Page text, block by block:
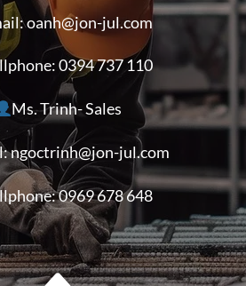
oanh@jon-jul.com
0394 737 110
Ms. Trinh- Sales
ngoctrinh@jon-jul.com
0969 678 648